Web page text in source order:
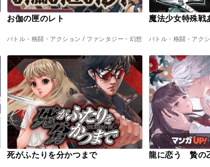
お伽の匣のレト
バトル・格闘・アクション / ファンタジー・幻想
魔法少女特殊戦
バトル・格闘・アク
死がふたりを分かつまで 龍に恋う 贄の